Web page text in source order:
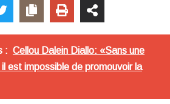
: Cellou Dalein Diallo: «Sans une
est impossible de promouvoir la